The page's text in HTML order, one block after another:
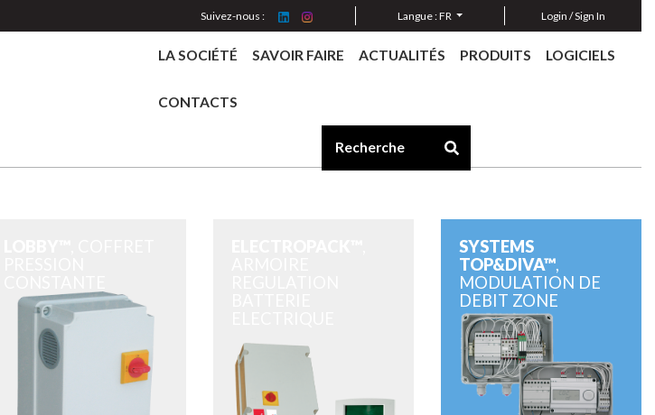
Suivez-nous : Langue :FR Login / Sign In
LA SOCIÉTÉ SAVOIR FAIRE ACTUALITÉS PRODUITS LOGICIELS
CONTACTS
SYSTEMS
TOP&DIVA™,
MODULATION DE
DEBIT ZONE